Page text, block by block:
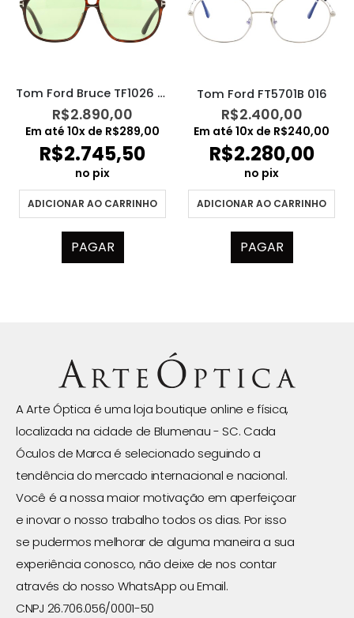
Tom Ford Bruce TF1026 54N
R$2.890,00
Em até 10x de R$289,00
R$2.745,50
no pix
ADICIONAR AO CARRINHO
PAGAR
Tom Ford FT5701B 016
R$2.400,00
Em até 10x de R$240,00
R$2.280,00
no pix
ADICIONAR AO CARRINHO
PAGAR
A Arte Óptica é uma loja boutique online e física,
localizada na cidade de Blumenau - SC. Cada
Óculos de Marca é selecionado seguindo a
tendência do mercado internacional e nacional.
Você é a nossa maior motivação em aperfeiçoar
e inovar o nosso trabalho todos os dias. Por isso
se pudermos melhorar de alguma maneira a sua
experiência conosco, não deixe de nos contar
através do nosso WhatsApp ou Email.
CNPJ 26.706.056/0001-50